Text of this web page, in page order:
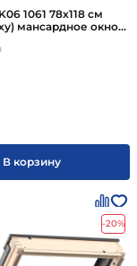
интерьера и
1061 78х118 см
мансардное окно
В корзину
-20%